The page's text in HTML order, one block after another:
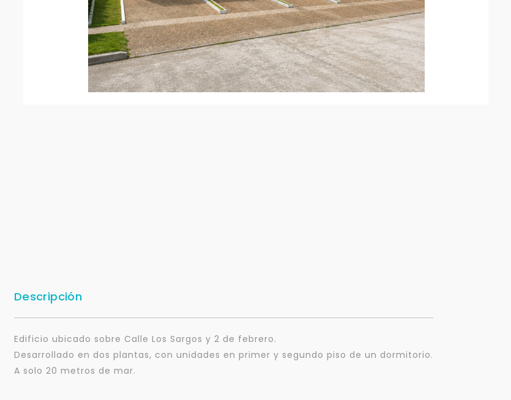
Descripción
Edificio ubicado sobre Calle Los Sargos y 2 de febrero.
Desarrollado en dos plantas, con unidades en primer y segundo piso de un dormitorio.
A solo 20 metros de mar.
mejor y más rápido
Déjanos tus datos para identificar tu consulta en el sistema de
clientes.